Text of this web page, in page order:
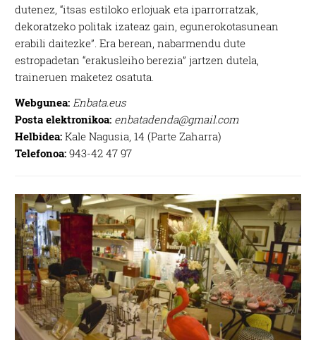
dutenez, “itsas estiloko erlojuak eta iparrorratzak,
dekoratzeko politak izateaz gain, egunerokotasunean
erabili daitezke”. Era berean, nabarmendu dute
estropadetan “erakusleiho berezia” jartzen dutela,
traineruen maketez osatuta.
Webgunea: Enbata.eus
Posta elektronikoa: enbatadenda@gmail.com
Helbidea:Kale Nagusia, 14 (Parte Zaharra)
Telefonoa:943-42 47 97